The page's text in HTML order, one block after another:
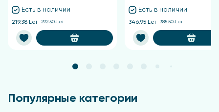
Есть в наличии
219.38 Lei 292.50 Lei
Есть в наличии
346.95 Lei 385.50 Lei
Популярные категории